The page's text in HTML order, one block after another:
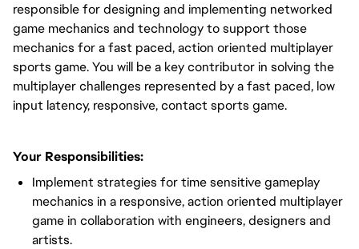
responsible for designing and implementing networked
game mechanics and technology to support those
mechanics for a fast paced, action oriented multiplayer
sports game. You will be a key contributor in solving the
multiplayer challenges represented by a fast paced, low
input latency, responsive, contact sports game.
Your Responsibilities:
Implement strategies for time sensitive gameplay
mechanics in a responsive, action oriented multiplayer
game in collaboration with engineers, designers and
artists.